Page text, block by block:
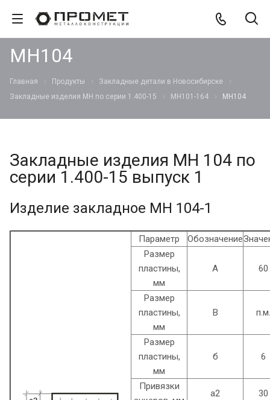
МН104
Главная Продукты
Закладные детали в Новосибирске
Закладные изделия МН по серии 1.400-15
МН101-164 МН104
Закладные изделия МН 104 по
серии 1.400-15 выпуск 1
Изделие закладное МН 104-1
Параметр Обозначение
Размер
пластины,
мм
А 60
Размер
пластины,
мм
B п.м.
Размер
пластины,
мм
б 6
Привязки
а2 30